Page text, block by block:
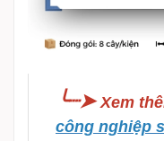
╰┈➤Xem
công nghiệp